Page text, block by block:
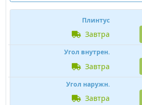
Плинтус
завтра
Угол внутрен.
завтра
Угол наружн.
завтра